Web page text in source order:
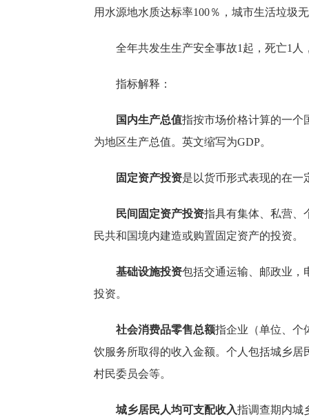
用水源地水质达标率100％，城市生活垃圾
全年共发生生产安全事故1 起，死亡1 人
指标解释：
国内生产总值指按市场价格计算的一个
为地区生产总值。英文缩写为GDP。
固定资产投资是以货币形式表现的在一
民间固定资产投资指具有集体、私营、
民共和国境内建造或购置固定资产的投资。
基础设施投资包括交通运输、邮政业，
投资。
社会消费品零售总额指企业（单位、个
饮服务所取得的收入金额。个人包括城乡
村民委员会等。
城乡居民人均可支配收入指调查期内城